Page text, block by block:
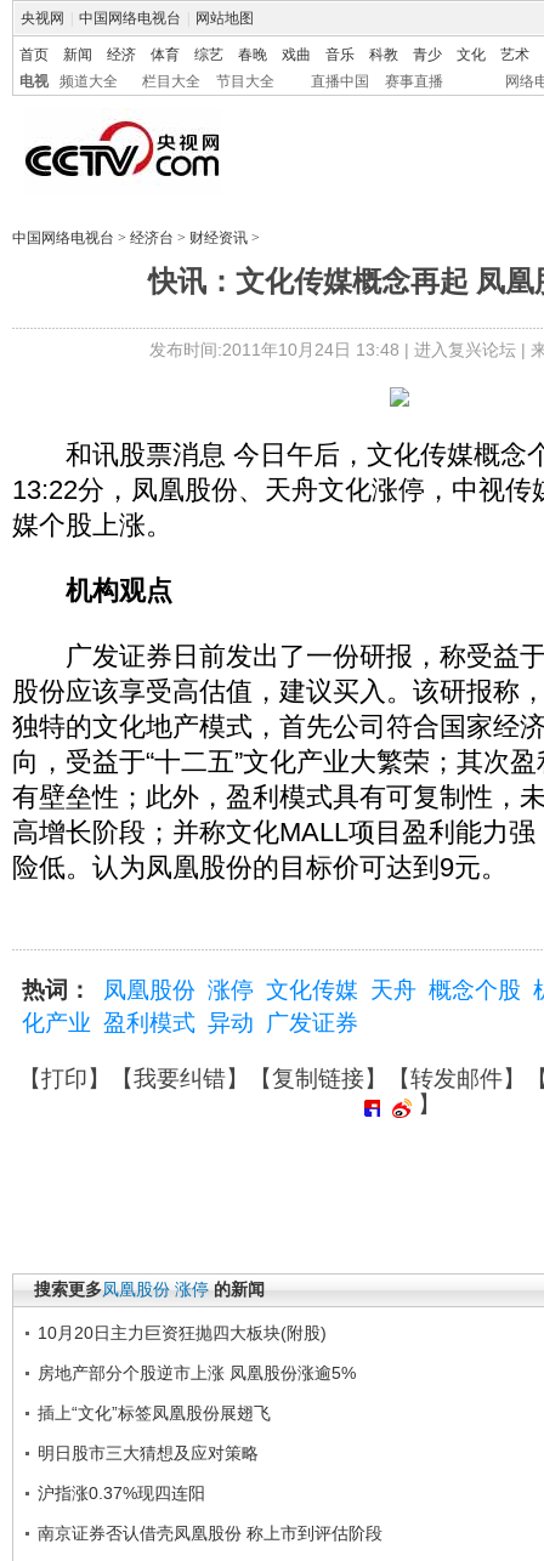
央视网 中国网络电视台 网站地图
首页 新闻 经济 体育 综艺 春晚 戏曲 音乐 科教 青少 文化
艺术
电视
频道大全 栏目大全 节目大全 直播中国 赛事直播 网络
中国网络电视台 > 经济台 > 财经资讯 >
快讯：文化传媒概念再起 凤凰
发布时间:2011年10月24日 13:48 | 进入复兴论坛|
和讯股票消息 今日午后，文化传媒概念
13:22分，凤凰股份、天舟文化涨停，中视传
媒个股上涨。
机构观点
广发证券日前发出了一份研报，称受益
股份应该享受高估值，建议买入。该研报称
独特的文化地产模式，首先公司符合国家经
向，受益于“十二五”文化产业大繁荣；其次
有壁垒性；此外，盈利模式具有可复制性，
高增长阶段；并称文化MALL项目盈利能力
险低。认为凤凰股份的目标价可达到9元。
热词： 凤凰股份 涨停 文化传媒 天舟 概念个股
化产业 盈利模式 异动 广发证券
【打印】【我要纠错】【复制链接】【转发邮件】
】
搜索更多凤凰股份 涨停 的新闻
10月20日主力巨资狂抛四大板块(附股)
房地产部分个股逆市上涨 凤凰股份涨逾5%
插上“文化”标签凤凰股份展翅飞
明日股市三大猜想及应对策略
沪指涨0.37%现四连阳
南京证券否认借壳凤凰股份 称上市到评估阶段